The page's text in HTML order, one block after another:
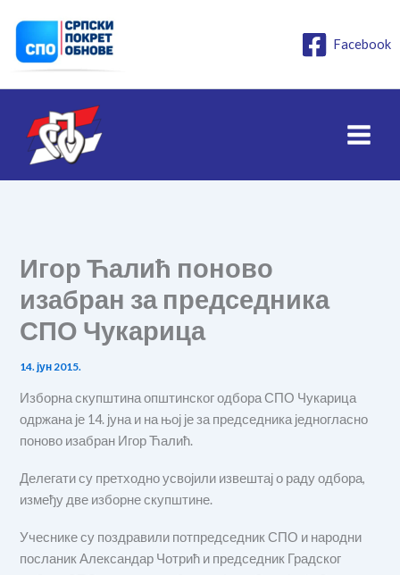
садржај
Facebook
Игор Ћалић поново
изабран за председника
СПО Чукарица
14. јун 2015.
Изборна скупштина општинског одбора СПО Чукарица
одржана је 14. јуна и на њој је за председника једногласно
поново изабран Игор Ћалић.
Делегати су претходно усвојили извештај о раду одбора,
између две изборне скупштине.
Учеснике су поздравили потпредседник СПО и народни
посланик Александар Чотрић и председник Градског